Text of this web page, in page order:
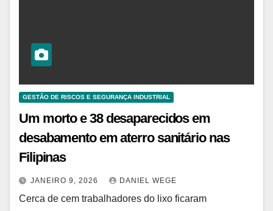
GESTÃO DE RISCOS E SEGURANÇA INDUSTRIAL
Um morto e 38 desaparecidos em
desabamento em aterro sanitário nas
Filipinas
JANEIRO 9, 2026 DANIEL WEGE
Cerca de cem trabalhadores do lixo ficaram